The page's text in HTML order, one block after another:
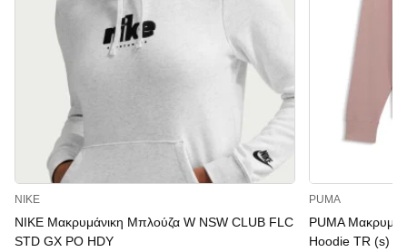
NIKE
NIKE Μακρυμάνικη Μπλούζα W NSW CLUB FLC
STD GX PO HDY
PUMA
PUMA
Hoodie TR (s)